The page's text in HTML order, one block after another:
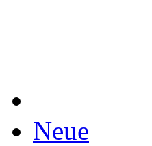
Neue